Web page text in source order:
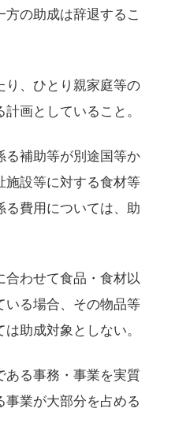
の助成は辞退するこ
り、ひとり親家庭等の
画としていること。
る補助等が別途国等か
施設等に対する食材等
る費用については、助
合わせて食品・食材以
いる場合、その物品等
助成対象としない。
ある事務・事業を実質
事業が大部分を占める